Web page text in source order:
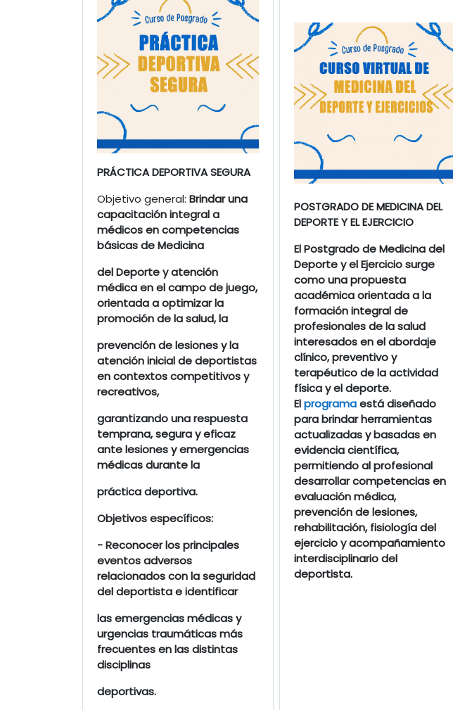
PRÁCTICA DEPORTIVA SEGURA
Objetivo general: Brindar una
capacitación integral a
médicos en competencias
básicas de Medicina
del Deporte y atención
médica en el campo de juego,
orientada a optimizar la
promoción de la salud, la
prevención de lesiones y la
atención inicial de deportistas
en contextos competitivos y
recreativos,
garantizando una respuesta
temprana, segura y eficaz
ante lesiones y emergencias
médicas durante la
práctica deportiva.
Objetivos específicos:
- Reconocer los principales
eventos adversos
relacionados con la seguridad
del deportista e identificar
las emergencias médicas y
urgencias traumáticas más
frecuentes en las distintas
disciplinas
deportivas.
POSTGRADO DE MEDICINA DEL
DEPORTE Y EL EJERCICIO
El Postgrado de Medicina del
Deporte y el Ejercicio surge
como una propuesta
académica orientada a la
formación integral de
profesionales de la salud
interesados en el abordaje
clínico, preventivo y
terapéutico de la actividad
física y el deporte.
Elprogramaestá diseñado
para brindar herramientas
actualizadas y basadas en
evidencia científica,
permitiendo al profesional
desarrollar competencias en
evaluación médica,
prevención de lesiones,
rehabilitación, fisiología del
ejercicio y acompañamiento
interdisciplinario del
deportista.